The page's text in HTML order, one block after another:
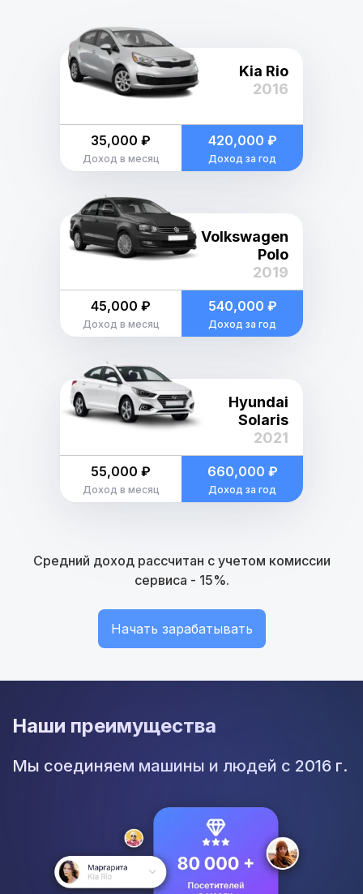
Kia Rio
2016
35,000 ₽
Доход в месяц
420,000 ₽
Доход за год
Volkswagen
Polo
2019
45,000 ₽
Доход в месяц
540,000 ₽
Доход за год
Hyundai
Solaris
2021
55,000 ₽
Доход в месяц
660,000 ₽
Доход за год
Средний доход рассчитан с учетом комиссии
сервиса - 15%.
Начать зарабатывать
Наши преимущества
Мы соединяем машины и людей с 2016 г.